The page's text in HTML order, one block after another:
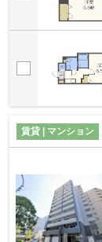
賃貸 | マンション